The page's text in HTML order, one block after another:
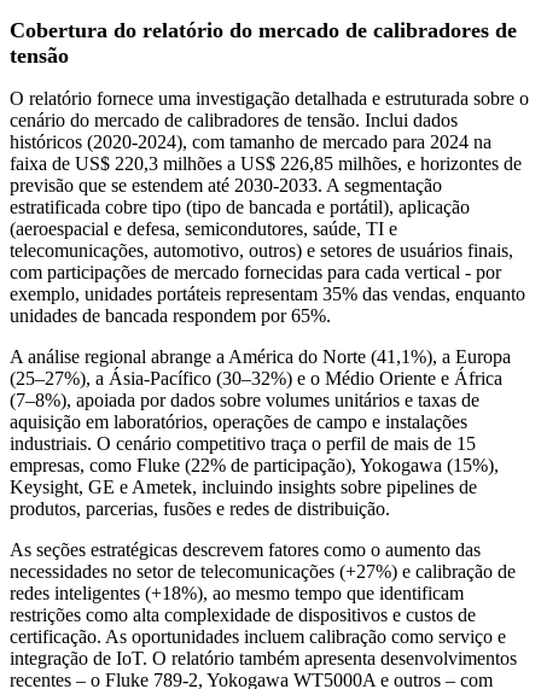
Cobertura do relatório do mercado de calibradores de
tensão
O relatório fornece uma investigação detalhada e estruturada sobre o
cenário do mercado de calibradores de tensão. Inclui dados
históricos (2020-2024), com tamanho de mercado para 2024 na
faixa de US$ 220,3 milhões a US$ 226,85 milhões, e horizontes de
previsão que se estendem até 2030-2033. A segmentação
estratificada cobre tipo (tipo de bancada e portátil), aplicação
(aeroespacial e defesa, semicondutores, saúde, TI e
telecomunicações, automotivo, outros) e setores de usuários finais,
com participações de mercado fornecidas para cada vertical - por
exemplo, unidades portáteis representam 35% das vendas, enquanto
unidades de bancada respondem por 65%.
A análise regional abrange a América do Norte (41,1%), a Europa
(25–27%), a Ásia-Pacífico (30–32%) e o Médio Oriente e África
(7–8%), apoiada por dados sobre volumes unitários e taxas de
aquisição em laboratórios, operações de campo e instalações
industriais. O cenário competitivo traça o perfil de mais de 15
empresas, como Fluke (22% de participação), Yokogawa (15%),
Keysight, GE e Ametek, incluindo insights sobre pipelines de
produtos, parcerias, fusões e redes de distribuição.
As seções estratégicas descrevem fatores como o aumento das
necessidades no setor de telecomunicações (+27%) e calibração de
redes inteligentes (+18%), ao mesmo tempo que identificam
restrições como alta complexidade de dispositivos e custos de
certificação. As oportunidades incluem calibração como serviço e
integração de IoT. O relatório também apresenta desenvolvimentos
recentes – o Fluke 789-2, Yokogawa WT5000A e outros – com